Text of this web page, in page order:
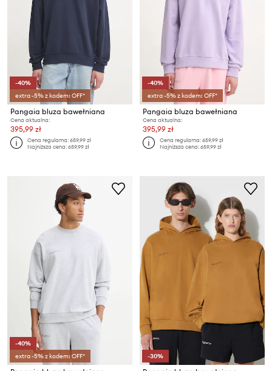
-40%
extra -5% z kodem: OFF*
Pangaia bluza bawełniana
Cena aktualna:
395,99 zł
Cena regularna:659,99 zł
Najniższa cena:659,99 zł
-40%
extra -5% z kodem: OFF*
Pangaia bluza bawełniana
Cena aktualna:
395,99 zł
Cena regularna:659,99 zł
Najniższa cena:659,99 zł
-40%
extra -5% z kodem: OFF*
-30%